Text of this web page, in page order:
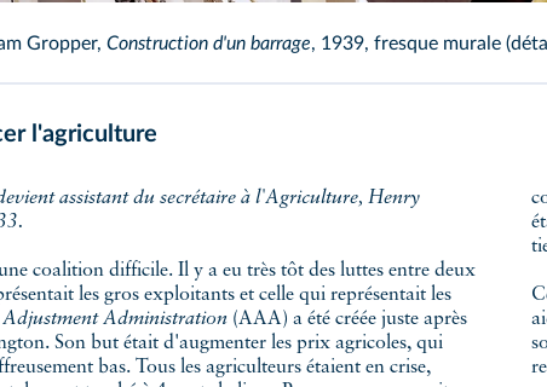
Gropper, Construction d'un barrage, 1939, fresque murale
l'agriculture
coalition difficile. Il y a eu très tôt des luttes entre deux
les gros exploitants et celle qui représentait les
Administration (AAA) a été créée juste après
Son but était d'augmenter les prix agricoles, qui
bas. Tous les agriculteurs étaient en crise,